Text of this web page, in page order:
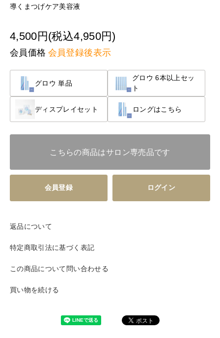
導くまつげケア美容液
4,500円(税込4,950円)
会員価格 会員登録後表示
グロウ 単品
グロウ 6本以上セッ
ト
ディスプレイセット ロングはこちら
こちらの商品はサロン専売品です
会員登録 ログイン
返品について
特定商取引法に基づく表記
この商品について問い合わせる
買い物を続ける